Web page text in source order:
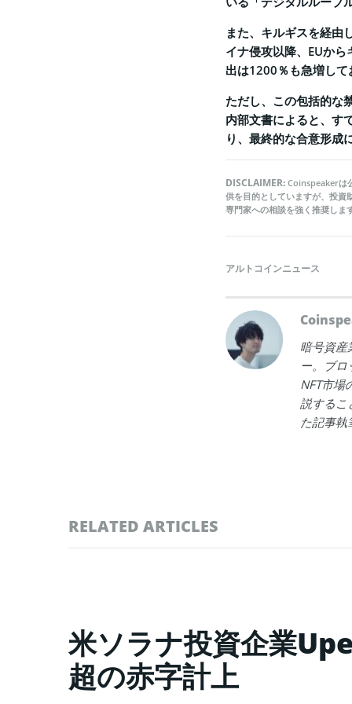
また、キルギスを経由
イナ侵攻以降、EUか
出は1200％も急増し
ただし、この包括的な
内部文書によると、す
り、最終的な合意形成
DISCLAIMER: Coinspeakerは
供を目的としていますが、投資
専門家への相談を強く推奨しま
アルトコインニュース
暗号資産
ー。ブ
NFT市場
説するこ
た記事執
RELATED ARTICLES
米ソラナ投資企業
超の赤字計上